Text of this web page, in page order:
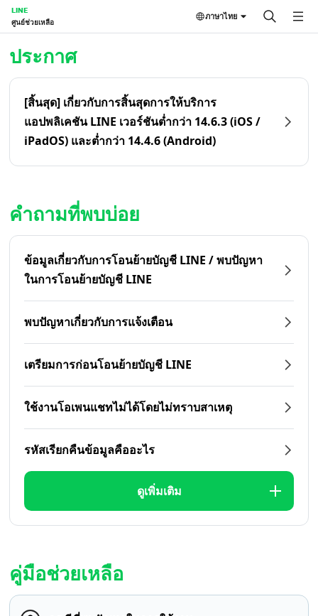
LINE
ศูนย์ช่วยเหลือ
ภาษาไทย
ประกาศ
[สิ้นสุด] เกี่ยวกับการสิ้นสุดการให้บริการ
แอปพลิเคชัน LINE เวอร์ชันต่ำกว่า 14.6.3 (iOS /
iPadOS) และต่ำกว่า 14.4.6 (Android)
คำถามที่พบบ่อย
ข้อมูลเกี่ยวกับการโอนย้ายบัญชี LINE / พบปัญหา
ในการโอนย้ายบัญชี LINE
พบปัญหาเกี่ยวกับการแจ้งเตือน
เตรียมการก่อนโอนย้ายบัญชี LINE
ใช้งานโอเพนแชทไม่ได้โดยไม่ทราบสาเหตุ
รหัสเรียกคืนข้อมูลคืออะไร
ดูเพิ่มเติม
คู่มือช่วยเหลือ